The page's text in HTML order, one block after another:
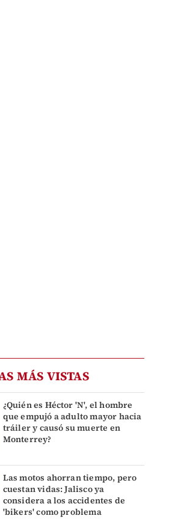
MÁS VISTAS
¿Quién es Héctor 'N', el hombre
que empujó a adulto mayor hacia
tráiler y causó su muerte en
Monterrey?
Las motos ahorran tiempo, pero
cuestan vidas: Jalisco ya
considera a los accidentes de
'bikers' como problema